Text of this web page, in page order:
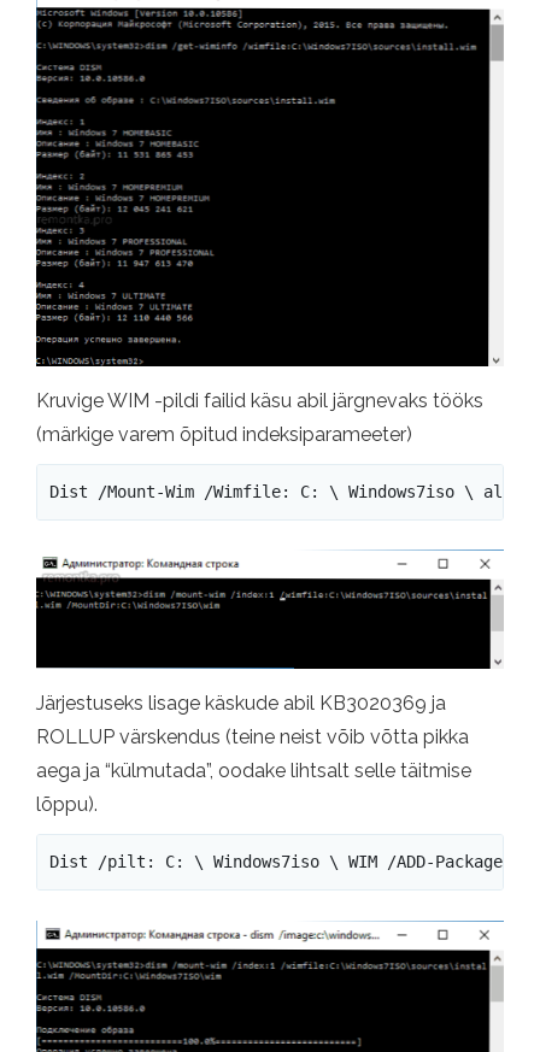
Kruvige WIM -pildi failid käsu abil järgnevaks tööks
(märkige varem õpitud indeksiparameeter)
Dist /Mount-Wim /Wimfile: C: \ Windows7iso \
Järjestuseks lisage käskude abil KB3020369 ja
ROLLUP värskendus (teine ​​neist võib võtta pikka
aega ja “külmutada”, oodake lihtsalt selle täitmise
lõppu).
Dist /pilt: C: \ Windows7iso \ WIM /ADD-Package /